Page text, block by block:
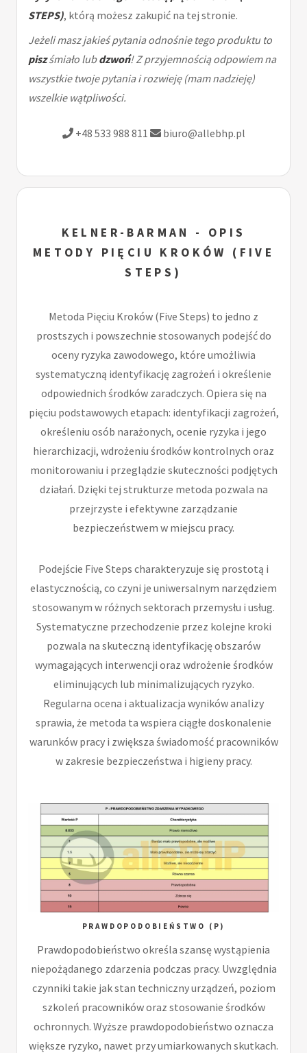
STEPS), którą możesz zakupić na tej stronie.
Jeżeli masz jakieś pytania odnośnie tego produktu to
piszśmiało lubdzwoń! Z przyjemnością odpowiem na
wszystkie twoje pytania i rozwieję (mam nadzieję)
wszelkie wątpliwości.
+48 533 988 811 biuro@allebhp.pl
KELNER-BARMAN - OPIS
METODY PIĘCIU KROKÓW (FIVE
STEPS)
Metoda Pięciu Kroków (Five Steps) to jedno z
prostszych i powszechnie stosowanych podejść do
oceny ryzyka zawodowego, które umożliwia
systematyczną identyfikację zagrożeń i określenie
odpowiednich środków zaradczych. Opiera się na
pięciu podstawowych etapach: identyfikacji zagrożeń,
określeniu osób narażonych, ocenie ryzyka i jego
hierarchizacji, wdrożeniu środków kontrolnych oraz
monitorowaniu i przeglądzie skuteczności podjętych
działań. Dzięki tej strukturze metoda pozwala na
przejrzyste i efektywne zarządzanie
bezpieczeństwem w miejscu pracy.
Podejście Five Steps charakteryzuje się prostotą i
elastycznością, co czyni je uniwersalnym narzędziem
stosowanym w różnych sektorach przemysłu i usług.
Systematyczne przechodzenie przez kolejne kroki
pozwala na skuteczną identyfikację obszarów
wymagających interwencji oraz wdrożenie środków
eliminujących lub minimalizujących ryzyko.
Regularna ocena i aktualizacja wyników analizy
sprawia, że metoda ta wspiera ciągłe doskonalenie
warunków pracy i zwiększa świadomość pracowników
w zakresie bezpieczeństwa i higieny pracy.
PRAWDOPODOBIEŃSTWO (P)
Prawdopodobieństwo określa szansę wystąpienia
niepożądanego zdarzenia podczas pracy. Uwzględnia
czynniki takie jak stan techniczny urządzeń, poziom
szkoleń pracowników oraz stosowanie środków
ochronnych. Wyższe prawdopodobieństwo oznacza
większe ryzyko, nawet przy umiarkowanych skutkach.